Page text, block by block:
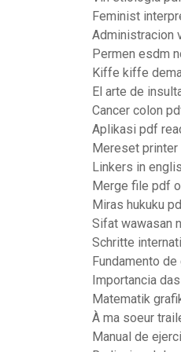
Feminist
Administracion
Permen esdm
Kiffe kiffe
El arte de
Cancer colon
Aplikasi pdf
Mereset printer
Linkers in
Merge file pdf
Miras hukuku
Sifat wawasan
Schritte
Fundamento
Importancia
Matematik
À ma soeur
Manual de